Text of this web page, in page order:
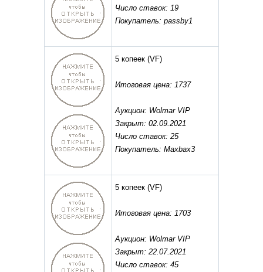
Число ставок: 19
Покупатель: passby1
5 копеек (VF)
Итоговая цена: 1737
Аукцион: Wolmar VIP
Закрыт: 02.09.2021
Число ставок: 25
Покупатель: Maxbax3
5 копеек (VF)
Итоговая цена: 1703
Аукцион: Wolmar VIP
Закрыт: 22.07.2021
Число ставок: 45